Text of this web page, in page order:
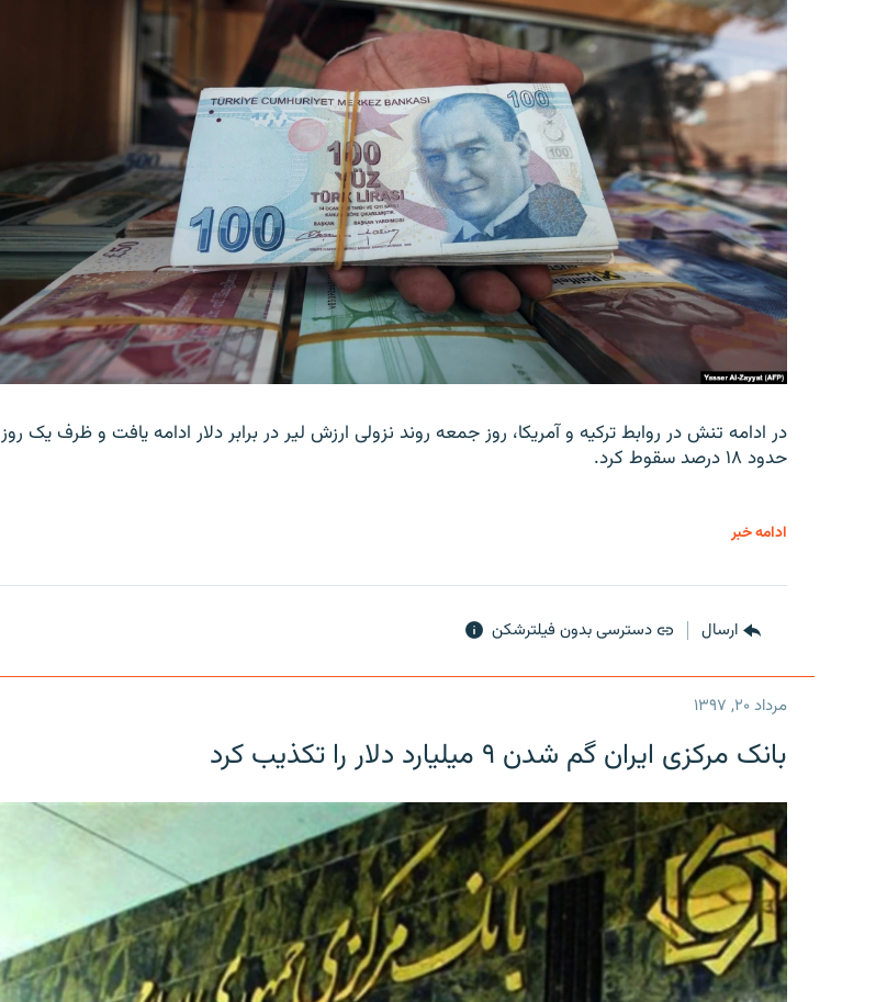
در ادامه تنش در روابط ترکیه و آمریکا، روز جمعه روند نزولی ارزش لیر در برابر دلار ادامه یافت و ظرف یک روز
حدود ۱۸ درصد سقوط کرد.
ادامه خبر
ارسال دسترسی بدون فیلترشکن
مرداد ۲۰, ۱۳۹۷
بانک مرکزی ایران گم شدن ۹ میلیارد دلار را تکذیب کرد